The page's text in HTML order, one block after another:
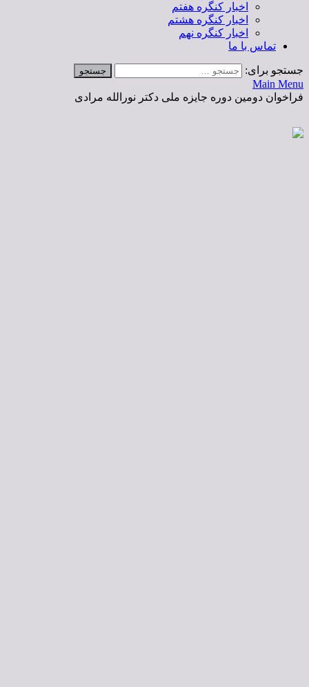
اخبار کنگره هفتم
اخبار کنگره هشتم
اخبار کنگره نهم
تماس با ما
جستجو برای:
Main Menu
فراخوان دومین دوره جایزه ملی دکتر نورالله مرادی